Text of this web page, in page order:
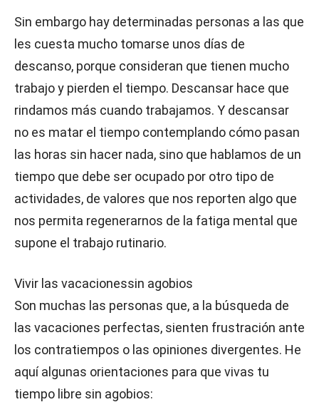
Sin embargo hay determinadas personas a las que
les cuesta mucho tomarse unos días de
descanso, porque consideran que tienen mucho
trabajo y pierden el tiempo. Descansar hace que
rindamos más cuando trabajamos. Y descansar
no es matar el tiempo contemplando cómo pasan
las horas sin hacer nada, sino que hablamos de un
tiempo que debe ser ocupado por otro tipo de
actividades, de valores que nos reporten algo que
nos permita regenerarnos de la fatiga mental que
supone el trabajo rutinario.
Vivir las vacacionessin agobios
Son muchas las personas que, a la búsqueda de
las vacaciones perfectas, sienten frustración ante
los contratiempos o las opiniones divergentes. He
aquí algunas orientaciones para que vivas tu
tiempo libre sin agobios: